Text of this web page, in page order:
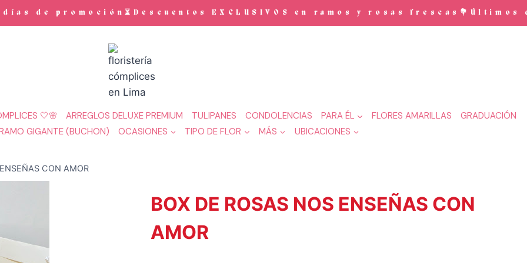
de promoción⏳Descuentos EXCLUSIVOS en ramos y rosas
🤍🌸 ARREGLOS DELUXE PREMIUM TULIPANES CONDOLENCIAS PARA ÉL FLORES AMARILLAS
GRADUACIÓN
GIGANTE (BUCHON) OCASIONES TIPO DE FLOR MÁS UBICACIONES
CON AMOR
BOX DE ROSAS NOS ENSEÑAS CON
AMOR